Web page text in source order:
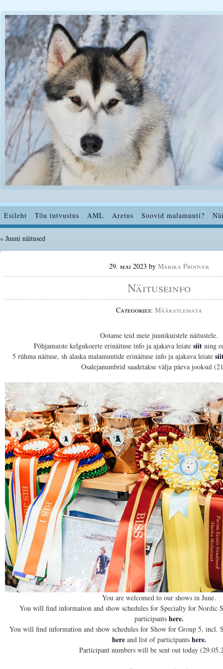
Esileht Tõu tutvustus AML Aretus Soovid malamuuti?
« Juuni näitused
29. mai 2023by Marika Proover
Näituseinfo
Categories:Määratlemata
Ootame teid meie juunikuistele näitustele.
Põhjamaiste kelgukoerte erinäituse info ja ajakava leiatesiitning
5 rühma näituse, sh alaska malamuutide erinäituse info ja ajakava leiate
Osalejanumbrid saadetakse välja päeva jooksul
You are welcomed to our shows in June.
You will find information and show schedules for Specialty for Nordic
participantshere.
You will find information and show schedules for Show for Group 5, incl.
here and list of participants here.
Participant numbers will be sent out today